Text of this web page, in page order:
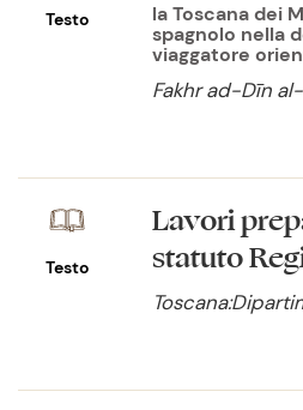
Testo
la Toscana dei
spagnolo nella
viaggatore
Fakhr ad-Dīn al-
Testo
Lavori
statuto